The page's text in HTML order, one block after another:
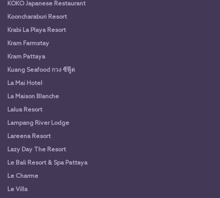
KOKO Japanese Restaurant
Kooncharaburi Resort
Krabi La Playa Resort
Kram Farmstay
Kram Pattaya
Kuang Seafood กวง ซีฟู๊ด
La Mai Hotel
La Maison Blanche
Lalua Resort
Lampang River Lodge
Lareena Resort
Lazy Day The Resort
Le Bali Resort & Spa Pattaya
Le Charme
Le Villa